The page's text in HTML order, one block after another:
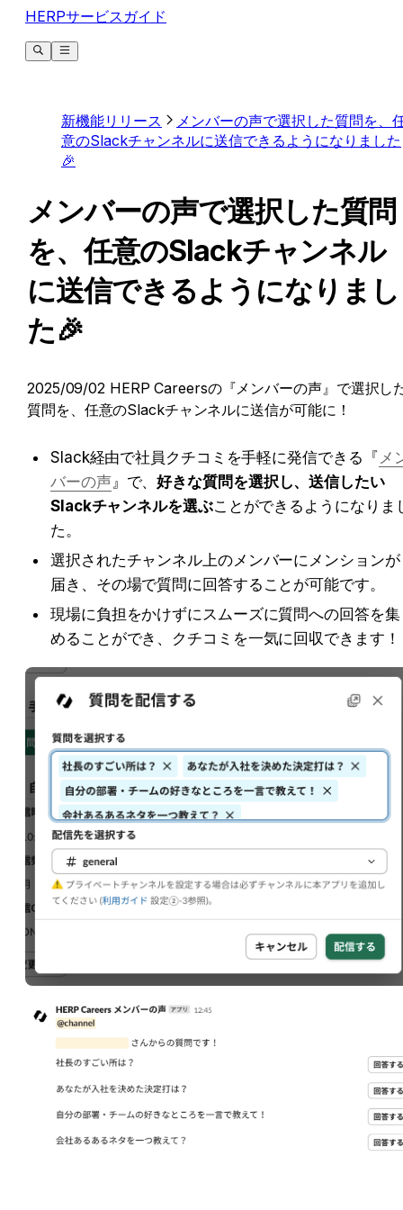
HERPサービスガイド
新機能リリース
メンバーの声で選択した質問を、
意のSlackチャンネルに送信できるようになりました
🎉
メンバーの声で選択した質問
を、任意のSlackチャンネル
に送信できるようになりまし
た🎉
2025/09/02 HERP Careersの『メンバーの声』で選択し
質問を、任意のSlackチャンネルに送信が可能に！
Slack経由で社員クチコミを手軽に発信できる『 メ
バーの声』で、好きな質問を選択し、送信したい
Slackチャンネルを選ぶことができるようになりま
た。
選択されたチャンネル上のメンバーにメンションが
届き、その場で質問に回答することが可能です。
現場に負担をかけずにスムーズに質問への回答を集
めることができ、クチコミを一気に回収できます！